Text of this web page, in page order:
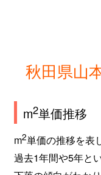
秋田県山
m2単価推移
m2単価の推移を表
過去1年間や5年と